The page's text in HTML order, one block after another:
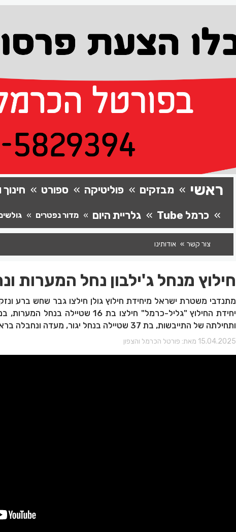
ראשי מבזקים פוליטיקה ספורט
כרמל Tube
גלריית היום מדור נפטרים
צור קשר אודותינו
חילוץ מנחל ג'ילבון נחל המערות
מתנדבי משטרת ישראל מיחידת חילוץ גולן חילצו גבר שחש ברע
יחידת החילוץ "גליל-כרמל" חילצו בת 16
ותחילתה של התייבשות, בת 37 שטיילה בנחל יגור, מעדה ונחבלה בראשה ובידה.
15.04.2025 מאת: פורטל הכרמל והצפון